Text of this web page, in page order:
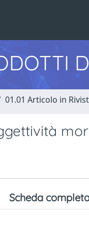
01.01 Articolo in
Scheda